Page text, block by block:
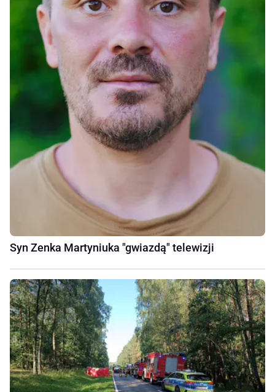
Syn Zenka Martyniuka "gwiazdą" telewizji